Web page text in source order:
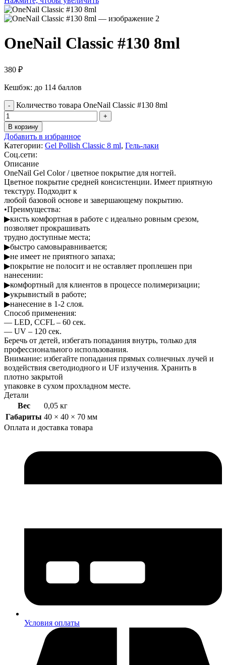
OneNail Classic #130 8ml
380 ₽
Кешбэк: до 114 баллов
Количество товара OneNail Classic #130 8ml
В корзину
Добавить в избранное
Категории: Gel Pollish Classic 8 ml, Гель-лаки
Соц.сети:
Описание
OneNail Gel Color / цветное покрытие для ногтей.
Цветное покрытие средней консистенции. Имеет приятную
текстуру. Подходит к
любой базовой основе и завершающему покрытию.
•Преимущества:
▶кисть комфортная в работе с идеально ровным срезом,
позволяет прокрашивать
трудно доступные места;
▶быстро самовыравнивается;
▶не имеет не приятного запаха;
▶покрытие не полосит и не оставляет проплешен при
нанесении:
▶комфортный для клиентов в процессе полимеризации;
▶укрывистый в работе;
▶нанесение в 1-2 слоя.
Способ применения:
— LED, CCFL – 60 сек.
— UV – 120 сек.
Беречь от детей, избегать попадания внутрь, только для
профессионального использования.
Внимание: избегайте попадания прямых солнечных лучей и
воздействия светодиодного и UF излучения. Хранить в
плотно закрытой
упаковке в сухом прохладном месте.
Детали
Вес
0,05 кг
Габариты 40 × 40 × 70 мм
Оплата и доставка товара
Условия оплаты